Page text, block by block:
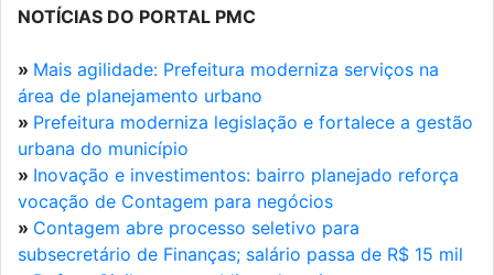
NOTÍCIAS DO PORTAL PMC
» Mais agilidade: Prefeitura moderniza serviços na
área de planejamento urbano
» Prefeitura moderniza legislação e fortalece a gestão
urbana do município
» Inovação e investimentos: bairro planejado reforça
vocação de Contagem para negócios
» Contagem abre processo seletivo para
subsecretário de Finanças; salário passa de R$ 15 mil